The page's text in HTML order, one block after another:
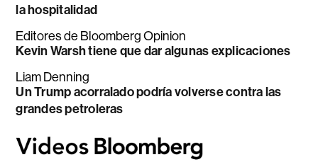
la hospitalidad
Editores de Bloomberg Opinion
Kevin Warsh tiene que dar algunas explicaciones
Liam Denning
Un Trump acorralado podría volverse contra las
grandes petroleras